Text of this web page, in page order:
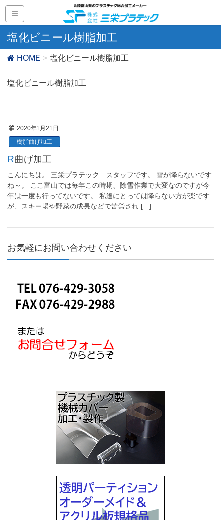
塩化ビニール樹脂加工
HOME 塩化ビニール樹脂加工
塩化ビニール樹脂加工
2020年1月21日
樹脂曲げ加工
R曲げ加工
こんにちは。 三栄プラテック スタッフです。 雪が降らないです
ね～。 ここ富山では毎年この時期、除雪作業で大変なのですが今
年は一度も行ってないです。 私達にとっては降らない方が楽です
が、スキー場や野菜の成長などで苦労され […]
お気軽にお問い合わせください